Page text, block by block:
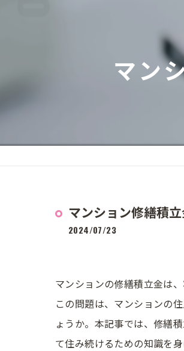
マン
マンション修繕積
2024/07/23
マンションの修繕積立金は
この問題は、マンションの
ょうか。本記事では、修繕
て住み続けるための知識を身